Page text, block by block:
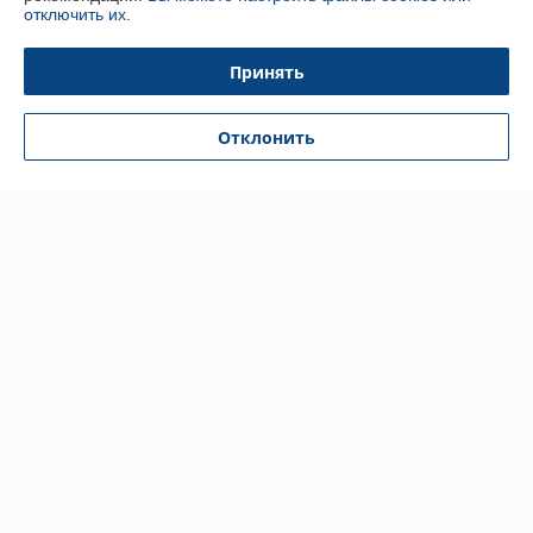
Контакты
Доставка и оплата
График работы
отключить их.
Принять
Отклонить